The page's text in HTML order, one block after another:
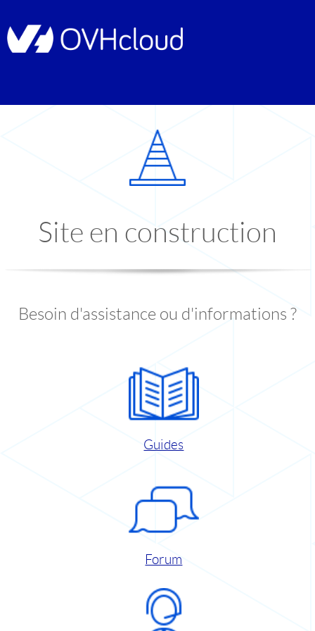
Site en construction
Besoin d'assistance ou d'informations ?
Guides
Forum